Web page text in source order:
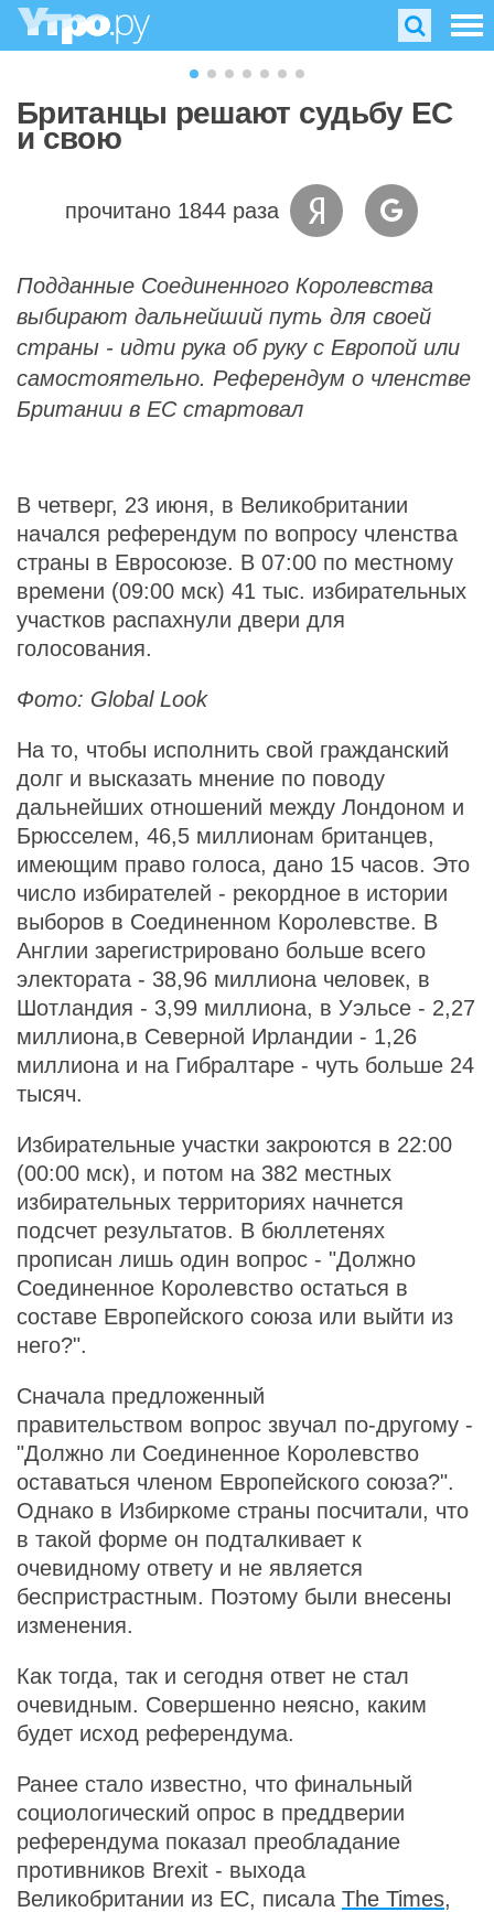
Британцы решают судьбу ЕС
и свою
прочитано 1844 раза
Подданные Соединенного Королевства
выбирают дальнейший путь для своей
страны - идти рука об руку с Европой или
самостоятельно. Референдум о членстве
Британии в ЕС стартовал
В четверг, 23 июня, в Великобритании
начался референдум по вопросу членства
страны в Евросоюзе. В 07:00 по местному
времени (09:00 мск) 41 тыс. избирательных
участков распахнули двери для
голосования.
Фото: Global Look
На то, чтобы исполнить свой гражданский
долг и высказать мнение по поводу
дальнейших отношений между Лондоном и
Брюсселем, 46,5 миллионам британцев,
имеющим право голоса, дано 15 часов. Это
число избирателей - рекордное в истории
выборов в Соединенном Королевстве. В
Англии зарегистрировано больше всего
электората - 38,96 миллиона человек, в
Шотландия - 3,99 миллиона, в Уэльсе - 2,27
миллиона,в Северной Ирландии - 1,26
миллиона и на Гибралтаре - чуть больше 24
тысяч.
Избирательные участки закроются в 22:00
(00:00 мск), и потом на 382 местных
избирательных территориях начнется
подсчет результатов. В бюллетенях
прописан лишь один вопрос - "Должно
Соединенное Королевство остаться в
составе Европейского союза или выйти из
него?".
Сначала предложенный
правительством вопрос звучал по-другому -
"Должно ли Соединенное Королевство
оставаться членом Европейского союза?".
Однако в Избиркоме страны посчитали, что
в такой форме он подталкивает к
очевидному ответу и не является
беспристрастным. Поэтому были внесены
изменения.
Как тогда, так и сегодня ответ не стал
очевидным. Совершенно неясно, каким
будет исход референдума.
Ранее стало известно, что финальный
социологический опрос в преддверии
референдума показал преобладание
противников Brexit - выхода
Великобритании из ЕС, писала The Times,